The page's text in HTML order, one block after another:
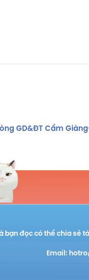
GD&ĐT Cẩm
bạn đọc có thể chia sẻ
Email: